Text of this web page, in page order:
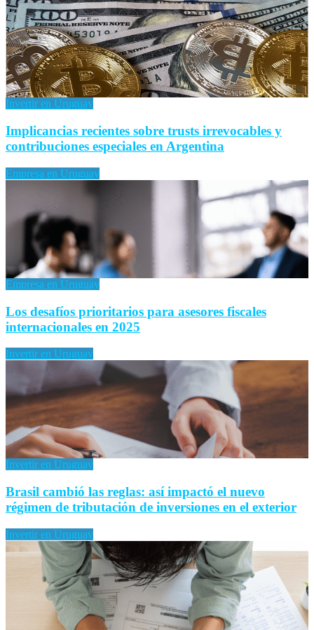
Invertir en Uruguay
Implicancias recientes sobre trusts irrevocables y
contribuciones especiales en Argentina
Empresa en Uruguay
Empresa en Uruguay
Los desafíos prioritarios para asesores fiscales
internacionales en 2025
Invertir en Uruguay
Invertir en Uruguay
Brasil cambió las reglas: así impactó el nuevo
régimen de tributación de inversiones en el exterior
Invertir en Uruguay